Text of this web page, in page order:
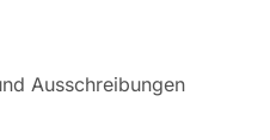
Ausschreibungen